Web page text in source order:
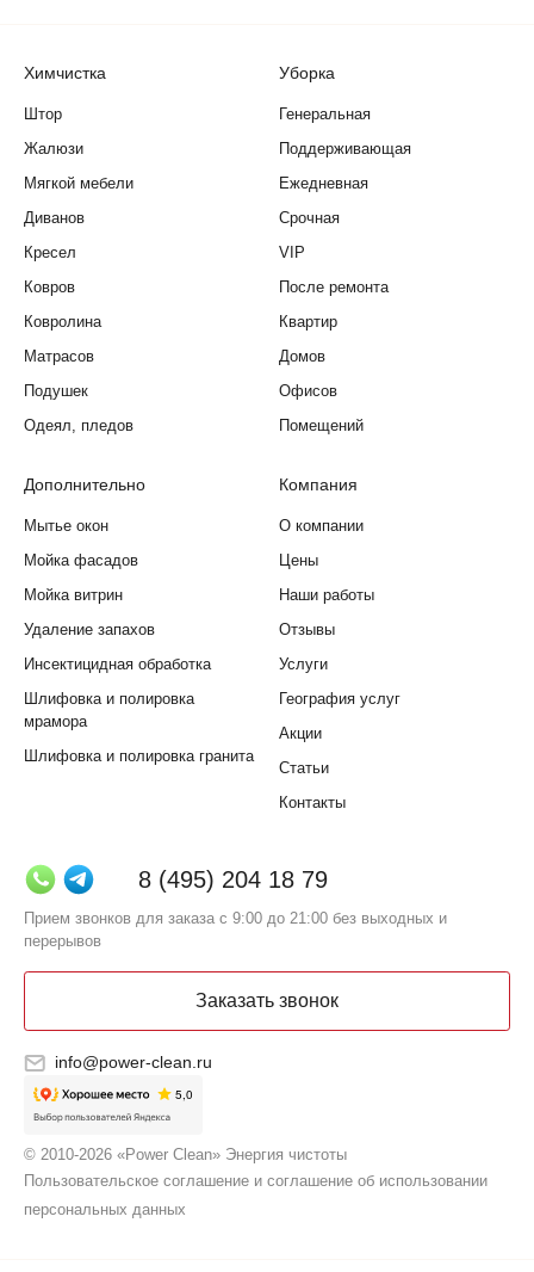
8 (495) 204 18 79
Прием звонков для заказа с 9:00 до 21:00 без выходных и
перерывов
Заказать звонок
info@power-clean.ru
© 2010-2026 «Power Clean» Энергия чистоты
Пользовательское соглашение и соглашение об использовании
персональных данных
Химчистка
Штор
Жалюзи
Мягкой мебели
Диванов
Кресел
Ковров
Ковролина
Матрасов
Подушек
Одеял, пледов
Уборка
Генеральная
Поддерживающая
Ежедневная
Срочная
VIP
После ремонта
Квартир
Домов
Офисов
Помещений
Дополнительно
Мытье окон
Мойка фасадов
Мойка витрин
Удаление запахов
Инсектицидная обработка
Шлифовка и полировка
мрамора
Шлифовка и полировка гранита
Компания
О компании
Цены
Наши работы
Отзывы
Услуги
География услуг
Акции
Статьи
Контакты